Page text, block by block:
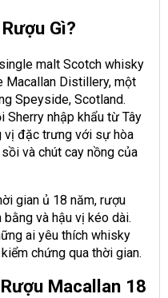
Gì?
malt Scotch whisky
Macallan Distillery, một
Speyside, Scotland.
Sherry nhập khẩu từ Tây
vị đặc trưng với sự hòa
và chút cay nồng của
gian ủ 18 năm, rượu
và hậu vị kéo dài.
ai yêu thích whisky
chứng qua thời gian.
Macallan 18